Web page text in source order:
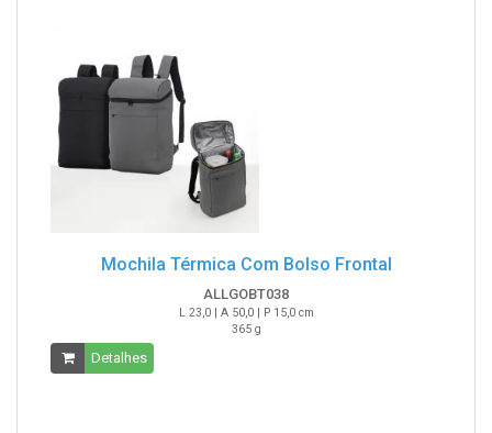
Mochila Térmica Com Bolso Frontal
ALLGOBT038
L 23,0 | A 50,0 | P 15,0 cm
365 g
Detalhes